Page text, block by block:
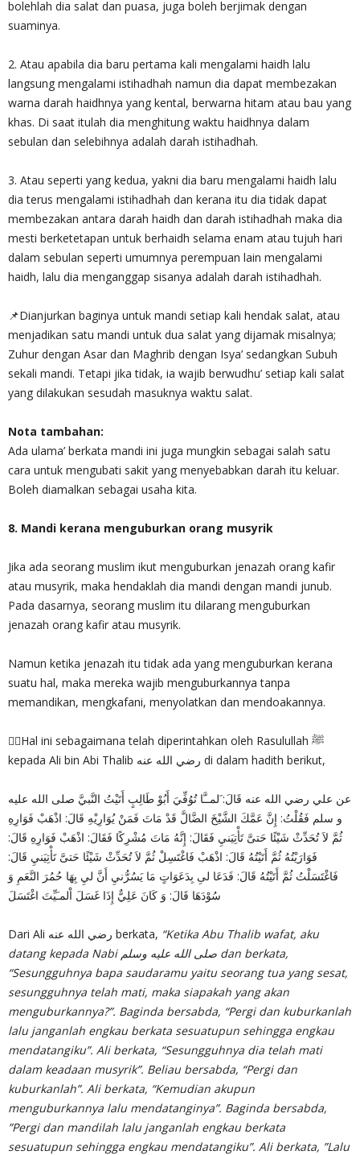
bolehlah dia salat dan puasa, juga boleh berjimak dengan
suaminya.
2. Atau apabila dia baru pertama kali mengalami haidh lalu
langsung mengalami istihadhah namun dia dapat membezakan
warna darah haidhnya yang kental, berwarna hitam atau bau yang
khas. Di saat itulah dia menghitung waktu haidhnya dalam
sebulan dan selebihnya adalah darah istihadhah.
3. Atau seperti yang kedua, yakni dia baru mengalami haidh lalu
dia terus mengalami istihadhah dan kerana itu dia tidak dapat
membezakan antara darah haidh dan darah istihadhah maka dia
mesti berketetapan untuk berhaidh selama enam atau tujuh hari
dalam sebulan seperti umumnya perempuan lain mengalami
haidh, lalu dia menganggap sisanya adalah darah istihadhah.
📌Dianjurkan baginya untuk mandi setiap kali hendak salat, atau
menjadikan satu mandi untuk dua salat yang dijamak misalnya;
Zuhur dengan Asar dan Maghrib dengan Isya’ sedangkan Subuh
sekali mandi. Tetapi jika tidak, ia wajib berwudhu’ setiap kali salat
yang dilakukan sesudah masuknya waktu salat.
Nota tambahan:
Ada ulama’ berkata mandi ini juga mungkin sebagai salah satu
cara untuk mengubati sakit yang menyebabkan darah itu keluar.
Boleh diamalkan sebagai usaha kita.
8. Mandi kerana menguburkan orang musyrik
Jika ada seorang muslim ikut menguburkan jenazah orang kafir
atau musyrik, maka hendaklah dia mandi dengan mandi junub.
Pada dasarnya, seorang muslim itu dilarang menguburkan
jenazah orang kafir atau musyrik.
Namun ketika jenazah itu tidak ada yang menguburkan kerana
suatu hal, maka mereka wajib menguburkannya tanpa
memandikan, mengkafani, menyolatkan dan mendoakannya.
✍🏻Hal ini sebagaimana telah diperintahkan oleh Rasulullah ﷺ
kepada Ali bin Abi Thalib رضي الله عنه di dalam hadith berikut,
عن علي رضي الله عنه قَالَ: َلمــَّا تُوُفِّيَ أَبُوْ طَالِبٍ أَتَيْتُ النَّبيَّ صلى الله عليه
و سلم فَقُلْتُ: إِنَّ عَمَّكَ الشَّيْخَ الضَّالَّ قَدْ مَاتَ فَمَنْ يُوَارِيْهِ قَالَ: اذْهَبْ فَوَارِهِ
ثُمَّ لاَ تُحَدِّثْ شَيْئًا حَتىَّ تَأْتِيَنيِ فَقَالَ: إِنَّهُ مَاتَ مُشْرِكًا فَقَالَ: اذْهَبْ فَوَارِهِ قَالَ:
فَوَارَيْتُهُ ثُمَّ أَتَيْتُهُ قَالَ: اذْهَبْ فَاغْتَسِلْ ثُمَّ لاَ تُحَدِّثْ شَيْئًا حَتىَّ تَأْتِيَنيِ قَالَ:
فَاغْتَسَلْتُ ثُمَّ أَتَيْتُهُ قَالَ: فَدَعَا لىِ بِدَعَوَاتٍ مَا يَسُرُّنيِ أَنَّ ليِ بِهَا حُمُرَ النَّعَمِ وَ
سُوْدَهَا قَالَ: وَ كَانَ عَلِيٌّ إِذَا غَسَلَ اْلمـَيِّتَ اغْتَسَلَ
Dari Ali رضي الله عنه berkata, “Ketika Abu Thalib wafat, aku
datang kepada Nabi صلى الله عليه وسلم dan berkata,
“Sesungguhnya bapa saudaramu yaitu seorang tua yang sesat,
sesungguhnya telah mati, maka siapakah yang akan
menguburkannya?”. Baginda bersabda, “Pergi dan kuburkanlah
lalu janganlah engkau berkata sesuatupun sehingga engkau
mendatangiku”. Ali berkata, “Sesungguhnya dia telah mati
dalam keadaan musyrik”. Beliau bersabda, “Pergi dan
kuburkanlah”. Ali berkata, “Kemudian akupun
menguburkannya lalu mendatanginya”. Baginda bersabda,
”Pergi dan mandilah lalu janganlah engkau berkata
sesuatupun sehingga engkau mendatangiku”. Ali berkata, ”Lalu